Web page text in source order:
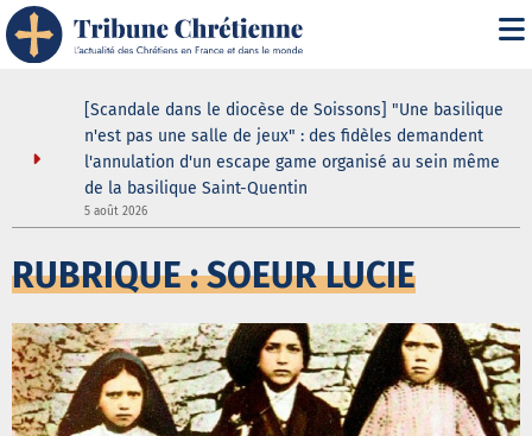
[Scandale dans le diocèse de Soissons] "Une basilique
n'est pas une salle de jeux" : des fidèles demandent
l'annulation d'un escape game organisé au sein même
de la basilique Saint-Quentin
5 août 2026
RUBRIQUE : SOEUR LUCIE